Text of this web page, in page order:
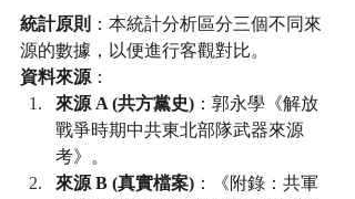
統計原則 ：本統計分析區分三個不同來
源的數據，以便進行客觀對比。
資料來源 ：
來源 A (共方黨史) ：郭永學《解放
戰爭時期中共東北部隊武器來源
考》。
來源 B (真實檔案) ：《附錄：共軍